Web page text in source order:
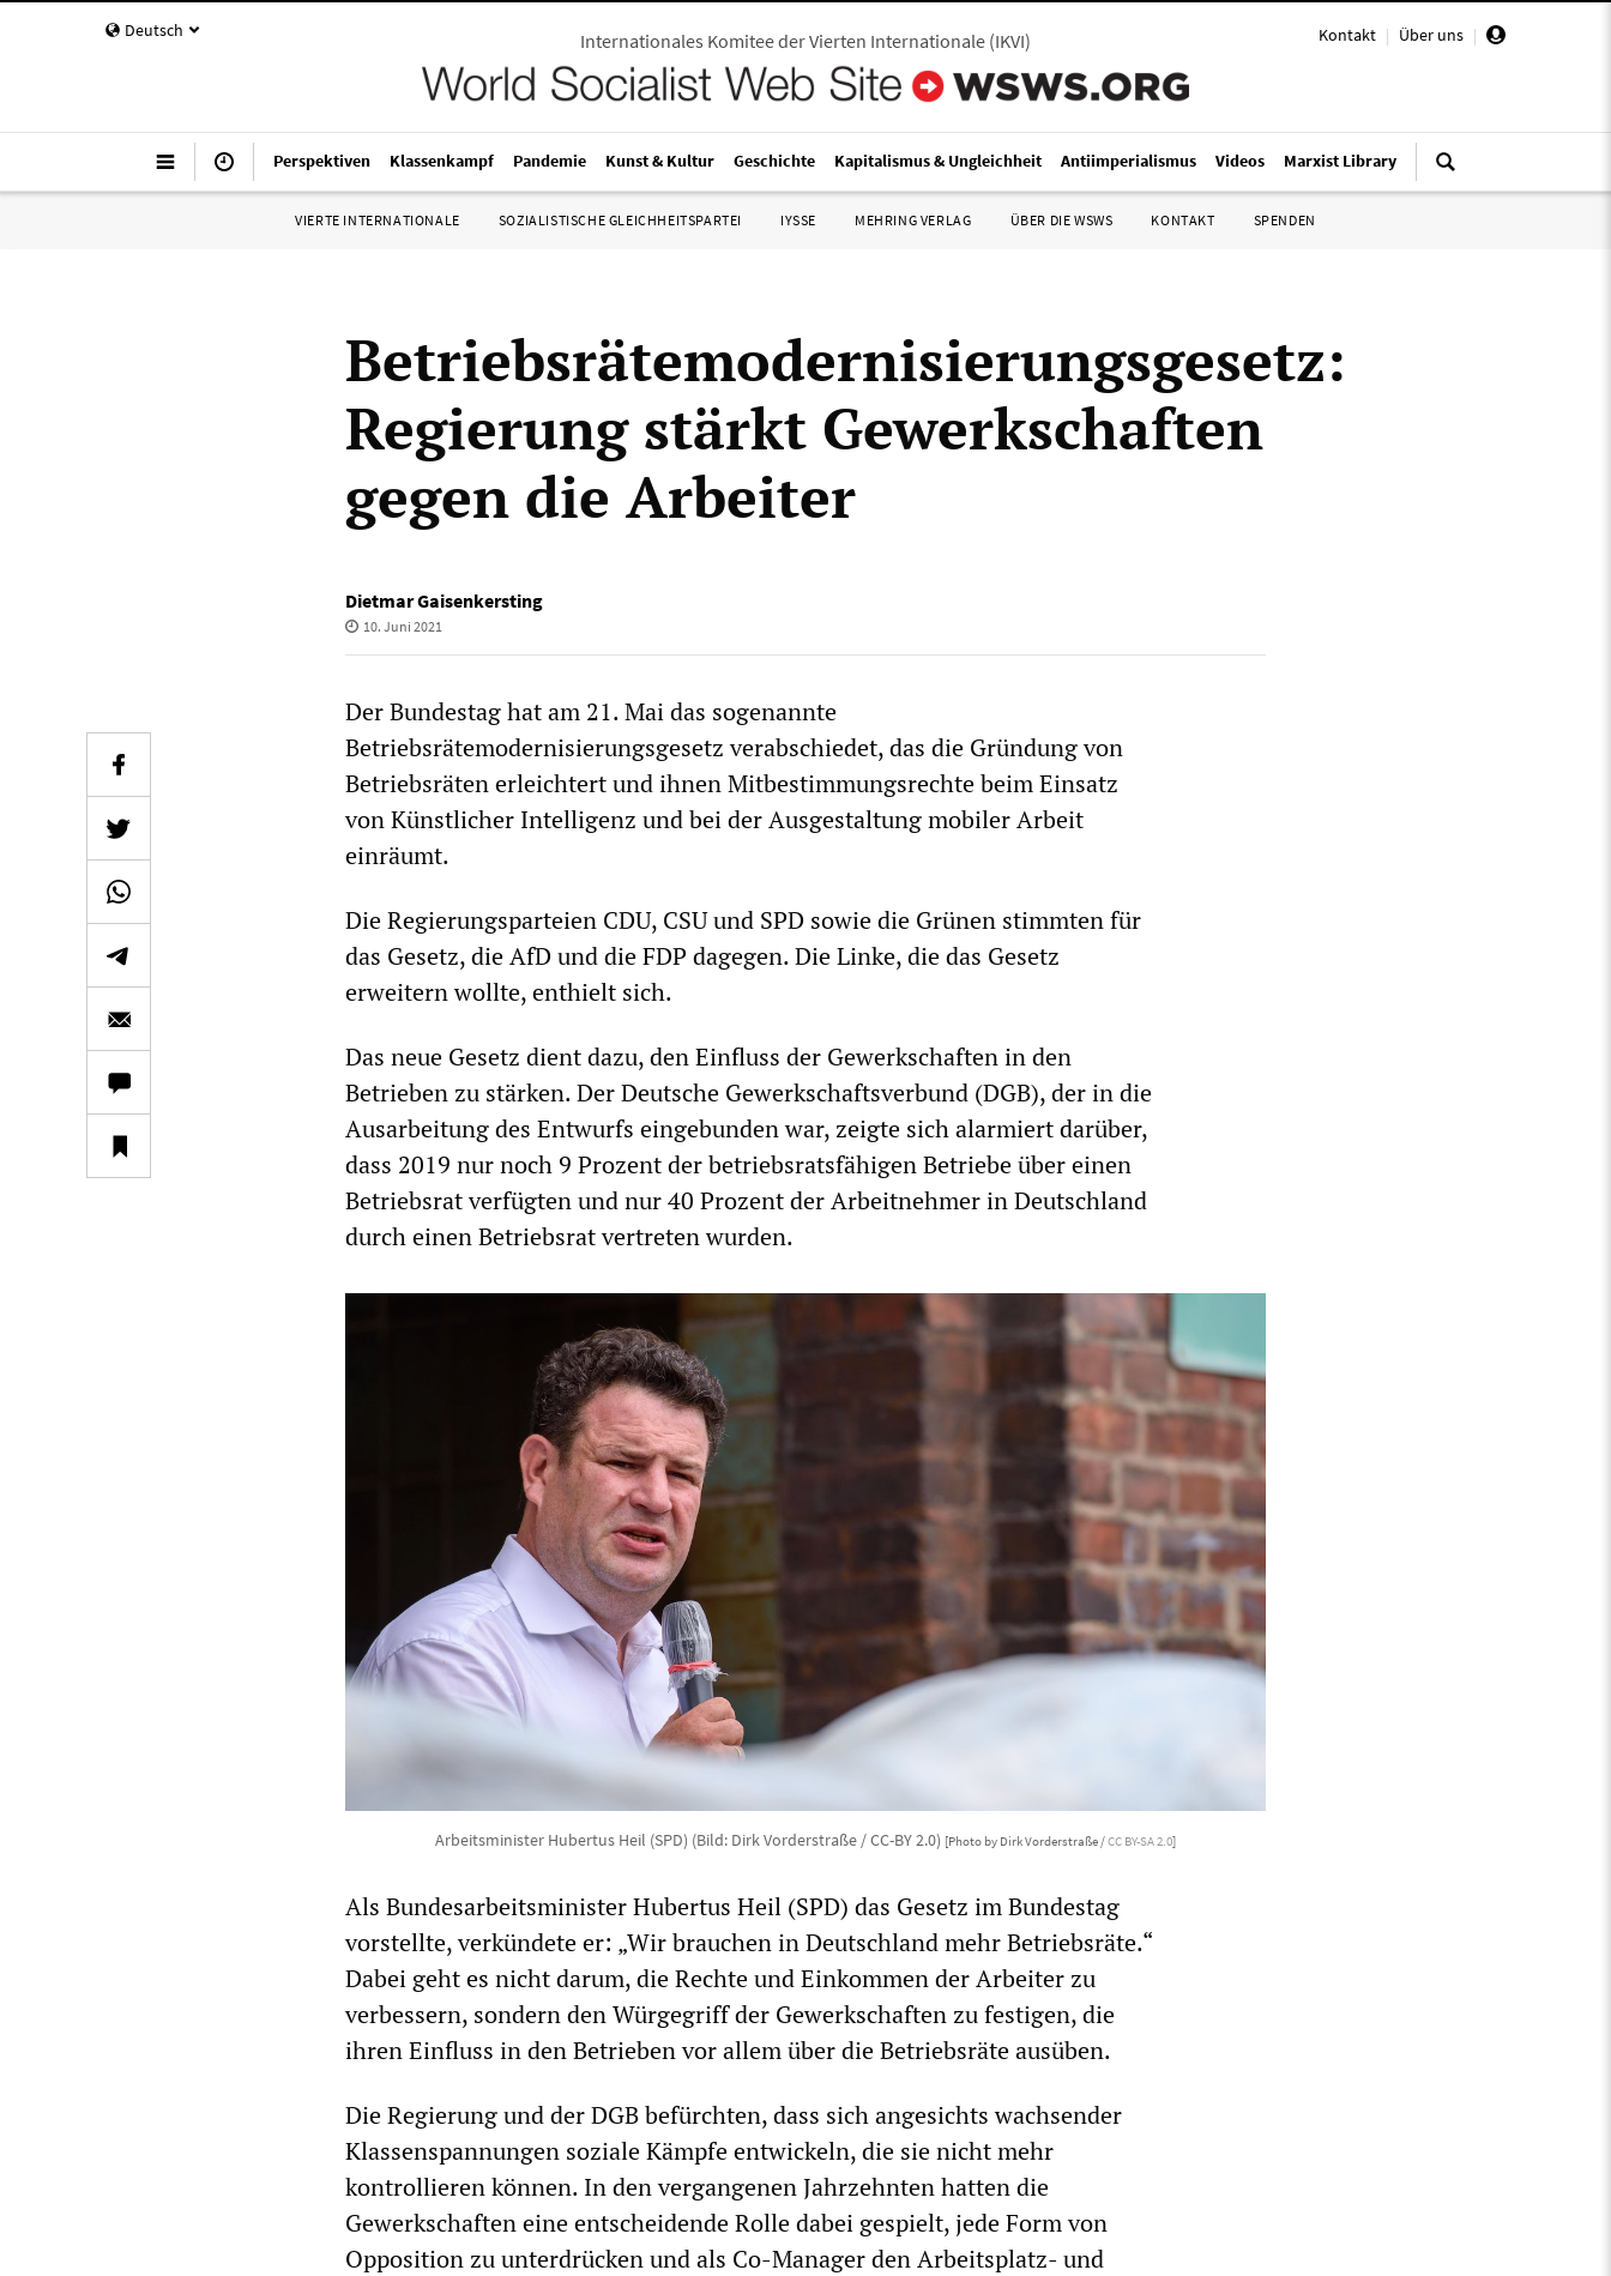
Deutsch Kontakt | Über uns |
Internationales Komitee der Vierten Internationale (IKVI)
Perspektiven Klassenkampf Pandemie Kunst & Kultur Geschichte Kapitalismus & Ungleichheit Antiimperialismus Videos Marxist Library
VIERTE INTERNATIONALE SOZIALISTISCHE GLEICHHEITSPARTEI IYSSE MEHRING VERLAG ÜBER DIE WSWS KONTAKT SPENDEN
Betriebsrätemodernisierungsgesetz:
Regierung stärkt Gewerkschaften
gegen die Arbeiter
Dietmar Gaisenkersting
10. Juni 2021
Der Bundestag hat am 21. Mai das sogenannte
Betriebsrätemodernisierungsgesetz verabschiedet, das die Gründung von
Betriebsräten erleichtert und ihnen Mitbestimmungsrechte beim Einsatz
von Künstlicher Intelligenz und bei der Ausgestaltung mobiler Arbeit
einräumt.
Die Regierungsparteien CDU, CSU und SPD sowie die Grünen stimmten für
das Gesetz, die AfD und die FDP dagegen. Die Linke, die das Gesetz
erweitern wollte, enthielt sich.
Das neue Gesetz dient dazu, den Einfluss der Gewerkschaften in den
Betrieben zu stärken. Der Deutsche Gewerkschaftsverbund (DGB), der in die
Ausarbeitung des Entwurfs eingebunden war, zeigte sich alarmiert darüber,
dass 2019 nur noch 9 Prozent der betriebsratsfähigen Betriebe über einen
Betriebsrat verfügten und nur 40 Prozent der Arbeitnehmer in Deutschland
durch einen Betriebsrat vertreten wurden.
Arbeitsminister Hubertus Heil (SPD) (Bild: Dirk Vorderstraße / CC-BY 2.0) [Photo by Dirk Vorderstraße /CC BY-SA 2.0]
Als Bundesarbeitsminister Hubertus Heil (SPD) das Gesetz im Bundestag
vorstellte, verkündete er: „Wir brauchen in Deutschland mehr Betriebsräte.“
Dabei geht es nicht darum, die Rechte und Einkommen der Arbeiter zu
verbessern, sondern den Würgegriff der Gewerkschaften zu festigen, die
ihren Einfluss in den Betrieben vor allem über die Betriebsräte ausüben.
Die Regierung und der DGB befürchten, dass sich angesichts wachsender
Klassenspannungen soziale Kämpfe entwickeln, die sie nicht mehr
kontrollieren können. In den vergangenen Jahrzehnten hatten die
Gewerkschaften eine entscheidende Rolle dabei gespielt, jede Form von
Opposition zu unterdrücken und als Co-Manager den Arbeitsplatz- und